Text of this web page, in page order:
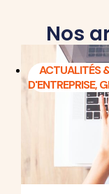
Nos
ACTUALITÉS
D'ENTREPRISE,